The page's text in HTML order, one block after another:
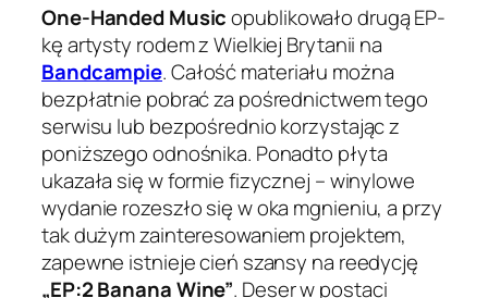
One-Handed Musicopublikowało drugą EP-
kę artysty rodem z Wielkiej Brytanii na
Bandcampie. Całość materiału można
bezpłatnie pobrać za pośrednictwem tego
serwisu lub bezpośrednio korzystając z
poniższego odnośnika. Ponadto płyta
ukazała się w formie fizycznej – winylowe
wydanie rozeszło się w oka mgnieniu, a przy
tak dużym zainteresowaniem projektem,
zapewne istnieje cień szansy na reedycję
„EP:2 Banana Wine”. Deser w postaci